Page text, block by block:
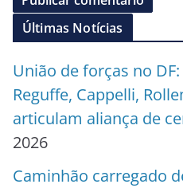
Últimas Notícias
União de forças no
Reguffe, Cappelli,
articulam aliança de
2026
Caminhão carregado